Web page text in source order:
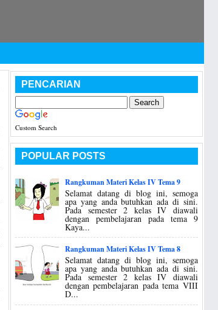
PENCARIAN
Custom Search
POPULAR POSTS
Rangkuman Materi Kelas IV Tema 9
Selamat datang di blog ini, semoga
apa yang anda butuhkan ada di sini.
Pada semester 2 kelas IV diawali
dengan pembelajaran pada tema 9
Kaya...
Rangkuman Materi Kelas IV Tema 8
Selamat datang di blog ini, semoga
apa yang anda butuhkan ada di sini.
Pada semester 2 kelas IV diawali
dengan pembelajaran pada tema VIII
D...